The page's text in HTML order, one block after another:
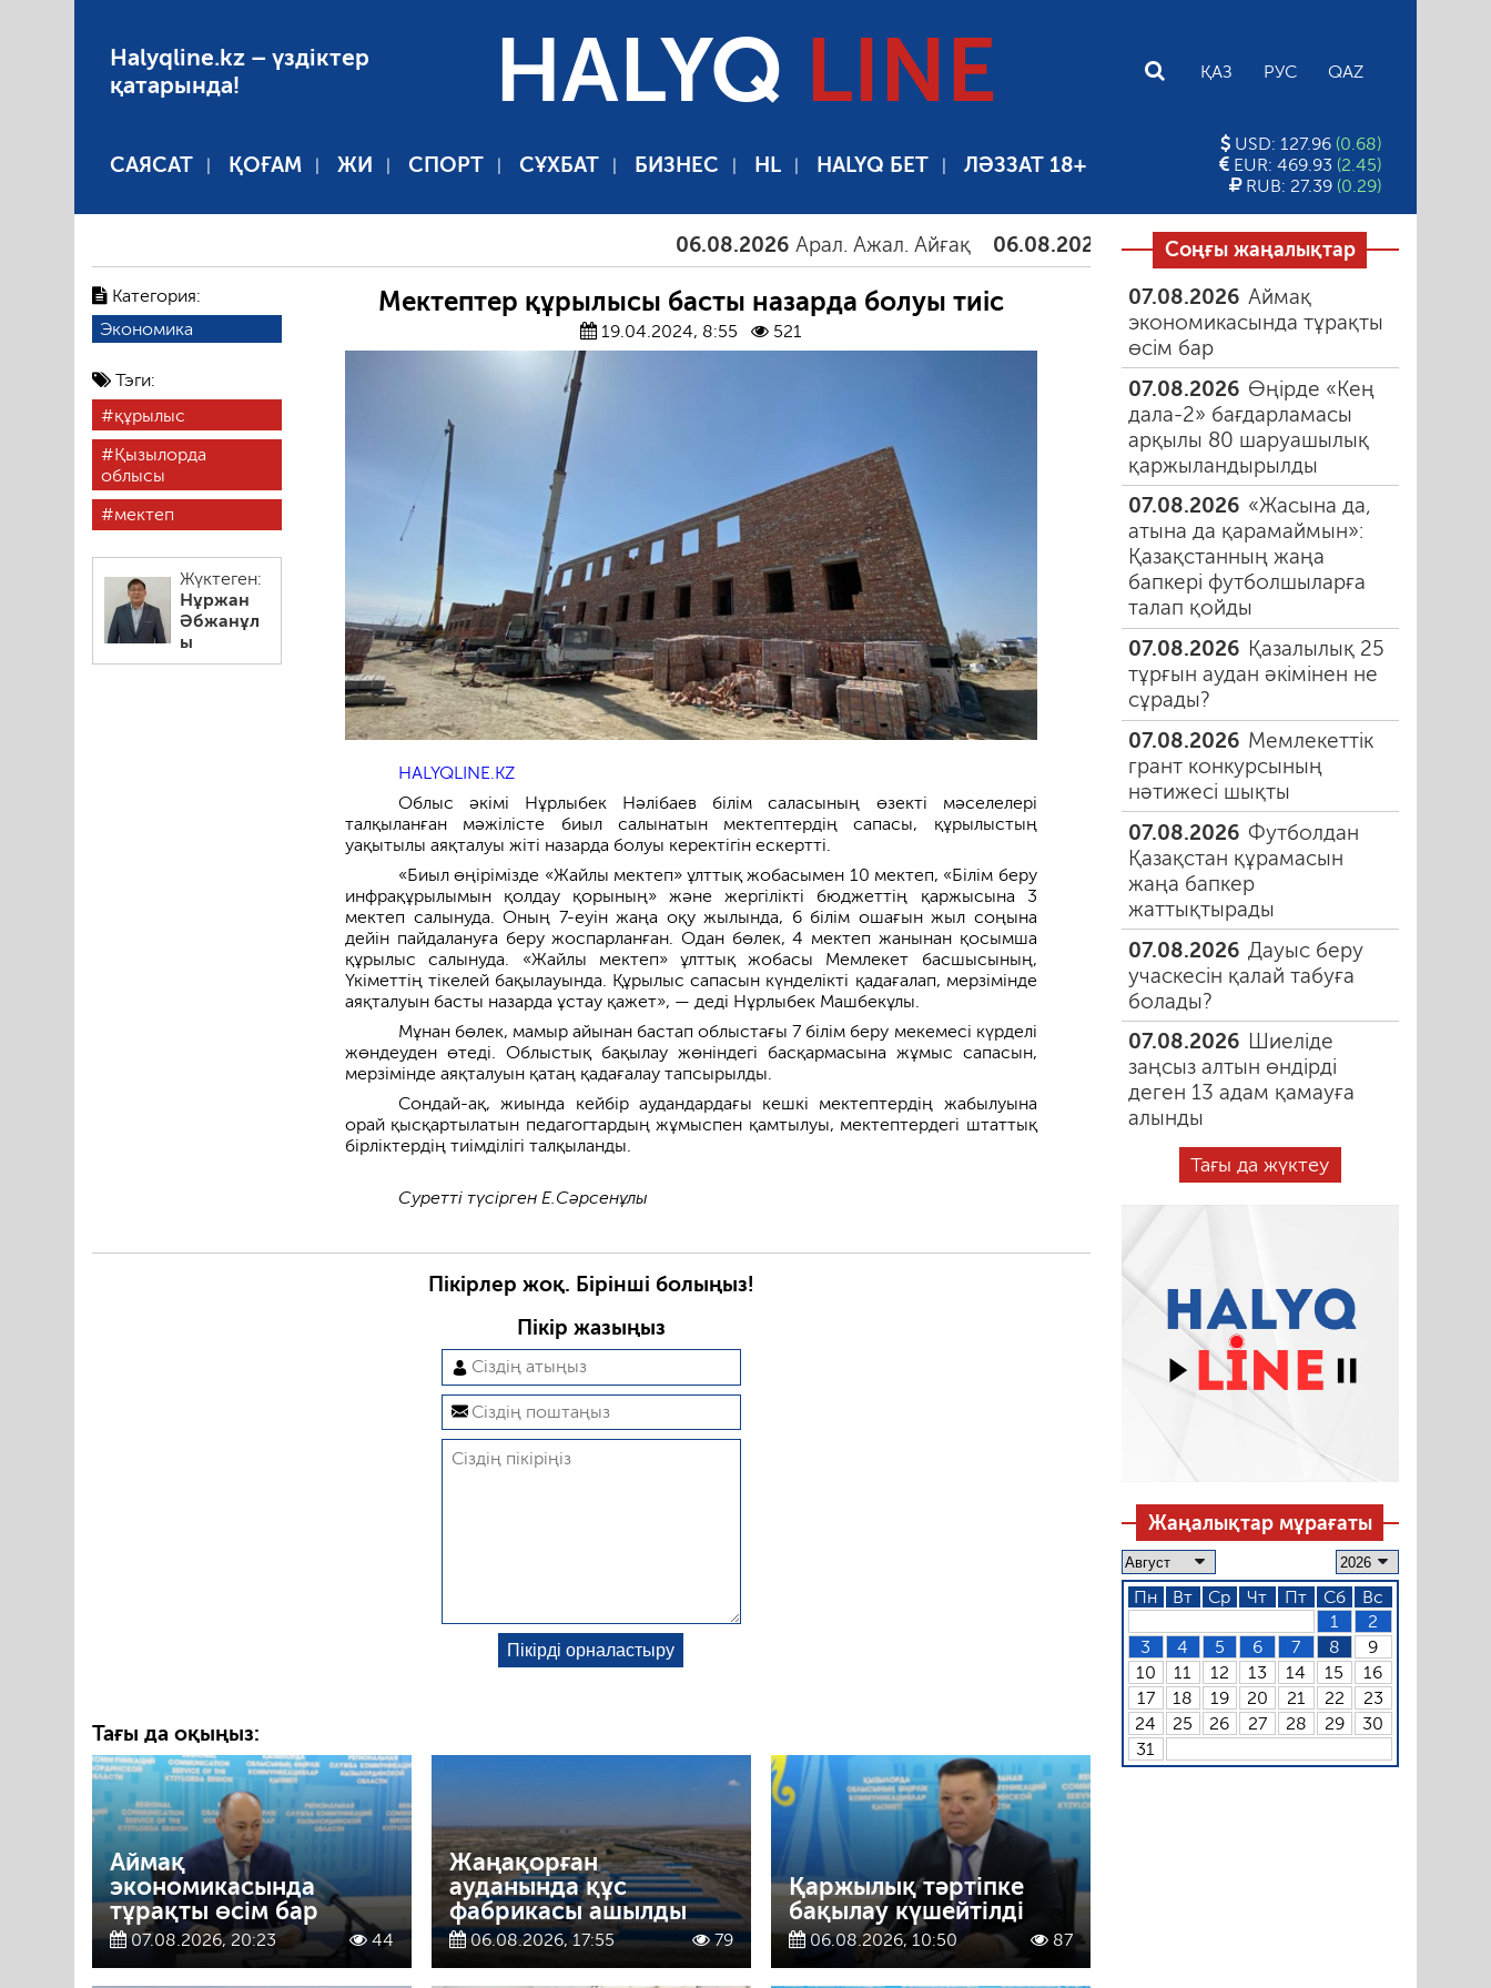
Halyqline.kz – үздіктер
қатарында!
HALYQ LINE ҚАЗ РУС QAZ
САЯСАТ ҚОҒАМ ЖИ СПОРТ СҰХБАТ БИЗНЕС HL HALYQ БЕТ ЛӘЗЗАТ 18+
USD: 127.96 (0.68)
EUR: 469.93 (2.45)
RUB: 27.39 (0.29)
06.08.2026 Арал. Ажал. Айғақ 06.08.2026 Тамыздағы таңғы түтін 06.08.2026
Категория:
Экономика
Тэги:
құрылыс
Қызылорда
облысы
мектеп
Жүктеген:
Нұржан
Әбжанұл
ы
Мектептер құрылысы басты назарда болуы тиіс
19.04.2024, 8:55 521
HALYQLINE.KZ
Облыс әкімі Нұрлыбек Нәлібаев білім саласының өзекті мәселелері
талқыланған мәжілісте биыл салынатын мектептердің сапасы, құрылыстың
уақытылы аяқталуы жіті назарда болуы керектігін ескертті.
«Биыл өңірімізде «Жайлы мектеп» ұлттық жобасымен 10 мектеп, «Білім беру
инфрақұрылымын қолдау қорының» және жергілікті бюджеттің қаржысына 3
мектеп салынуда. Оның 7-еуін жаңа оқу жылында, 6 білім ошағын жыл соңына
дейін пайдалануға беру жоспарланған. Одан бөлек, 4 мектеп жанынан қосымша
құрылыс салынуда. «Жайлы мектеп» ұлттық жобасы Мемлекет басшысының,
Үкіметтің тікелей бақылауында. Құрылыс сапасын күнделікті қадағалап, мерзімінде
аяқталуын басты назарда ұстау қажет», — деді Нұрлыбек Машбекұлы.
Мұнан бөлек, мамыр айынан бастап облыстағы 7 білім беру мекемесі күрделі
жөндеуден өтеді. Облыстық бақылау жөніндегі басқармасына жұмыс сапасын,
мерзімінде аяқталуын қатаң қадағалау тапсырылды.
Сондай-ақ, жиында кейбір аудандардағы кешкі мектептердің жабылуына
орай қысқартылатын педагогтардың жұмыспен қамтылуы, мектептердегі штаттық
бірліктердің тиімділігі талқыланды.
Суретті түсірген Е.Сәрсенұлы
Пікірлер жоқ. Бірінші болыңыз!
Пікір жазыңыз
Тағы да оқыңыз:
Аймақ
экономикасында
тұрақты өсім бар
07.08.2026, 20:23 44
Жаңақорған
ауданында құс
фабрикасы ашылды
06.08.2026, 17:55 79
Қаржылық тәртіпке
бақылау күшейтілді
06.08.2026, 10:50 87
Соңғы жаңалықтар
07.08.2026 Аймақ
экономикасында тұрақты
өсім бар
07.08.2026 Өңірде «Кең
дала-2» бағдарламасы
арқылы 80 шаруашылық
қаржыландырылды
07.08.2026 «Жасына да,
атына да қарамаймын»:
Қазақстанның жаңа
бапкері футболшыларға
талап қойды
07.08.2026 Қазалылық 25
тұрғын аудан әкімінен не
сұрады?
07.08.2026 Мемлекеттік
грант конкурсының
нәтижесі шықты
07.08.2026 Футболдан
Қазақстан құрамасын
жаңа бапкер
жаттықтырады
07.08.2026 Дауыс беру
учаскесін қалай табуға
болады?
07.08.2026 Шиеліде
заңсыз алтын өндірді
деген 13 адам қамауға
алынды
Тағы да жүктеу
Жаңалықтар мұрағаты
Пн Вт Ср Чт Пт Сб
Вс
1
2
3
4 5 6 7 8
9
10
11 12 13 14 15
16
17
18 19 20 21 22
23
24
25 26 27 28 29
30
31